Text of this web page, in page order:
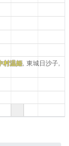
村温姫, 東城日沙子,